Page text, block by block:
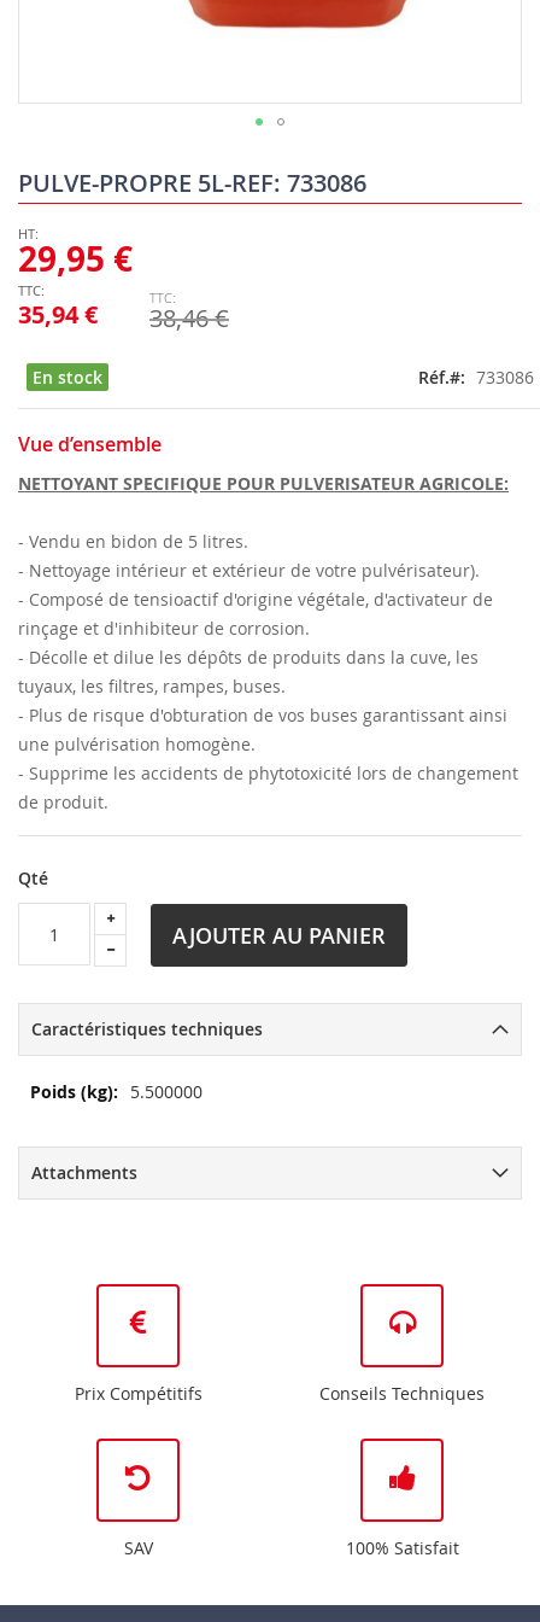
PULVE-PROPRE 5L-REF: 733086
35,94 €
29,95 €
38,46 €
En stock Réf. 733086
Vue d’ensemble
NETTOYANT SPECIFIQUE POUR PULVERISATEUR AGRICOLE:
- Vendu en bidon de 5 litres.
- Nettoyage intérieur et extérieur de votre pulvérisateur).
- Composé de tensioactif d'origine végétale, d'activateur de
rinçage et d'inhibiteur de corrosion.
- Décolle et dilue les dépôts de produits dans la cuve, les
tuyaux, les filtres, rampes, buses.
- Plus de risque d'obturation de vos buses garantissant ainsi
une pulvérisation homogène.
- Supprime les accidents de phytotoxicité lors de changement
de produit.
Qté
AJOUTER AU PANIER
to
the
of
the
images
gallery
Caractéristiques techniques
Plus
5.500000
Attachments
Prix Compétitifs Conseils Techniques
SAV 100% Satisfait